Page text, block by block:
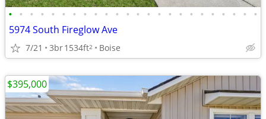
• • • • • • • • • • • • • • • • • • • • • • • •
5974 South Fireglow Ave
7/21 3br1534ft2 Boise
$395,000